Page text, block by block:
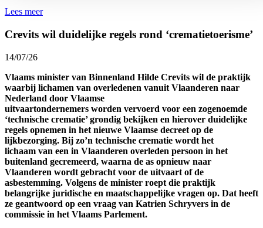
Lees meer
Crevits wil duidelijke regels rond ‘crematietoerisme’
14/07/26
Vlaams minister van Binnenland Hilde Crevits wil de praktijk
waarbij lichamen van overledenen vanuit Vlaanderen naar
Nederland door Vlaamse
uitvaartondernemers worden vervoerd voor een zogenoemde
‘technische crematie’ grondig bekijken en hierover duidelijke
regels opnemen in het nieuwe Vlaamse decreet op de
lijkbezorging. Bij zo’n technische crematie wordt het
lichaam van een in Vlaanderen overleden persoon in het
buitenland gecremeerd, waarna de as opnieuw naar
Vlaanderen wordt gebracht voor de uitvaart of de
asbestemming. Volgens de minister roept die praktijk
belangrijke juridische en maatschappelijke vragen op. Dat heeft
ze geantwoord op een vraag van Katrien Schryvers in de
commissie in het Vlaams Parlement.